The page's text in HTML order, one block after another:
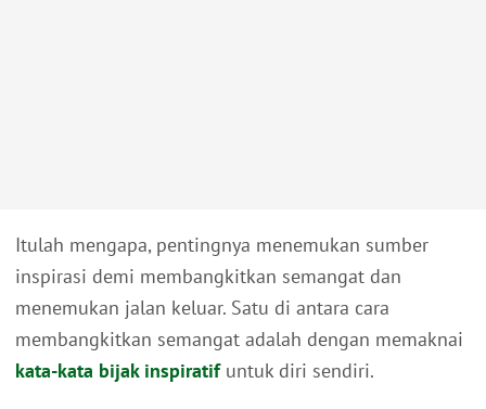
Itulah mengapa, pentingnya menemukan sumber
inspirasi demi membangkitkan semangat dan
menemukan jalan keluar. Satu di antara cara
membangkitkan semangat adalah dengan memaknai
kata-kata bijak inspiratifuntuk diri sendiri.